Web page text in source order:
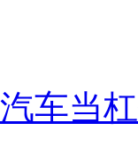
车当